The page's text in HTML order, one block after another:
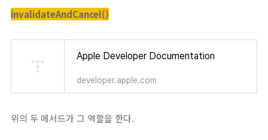
invalidateAndCancel()
Apple Developer Documentation
developer.apple.com
위의 두 메서드가 그 역할을 한다.